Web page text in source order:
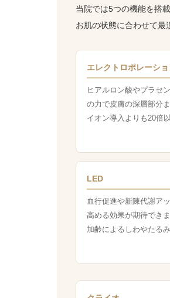
当院では5つの機能を搭
お肌の状態に合わせて最
エレクトロポレーシ
ヒアルロン酸やプラセ
の力で皮膚の深層部分
イオン導入よりも20倍
LED
血行促進や新陳代謝ア
高める効果が期待できま
加齢によるしわやたる